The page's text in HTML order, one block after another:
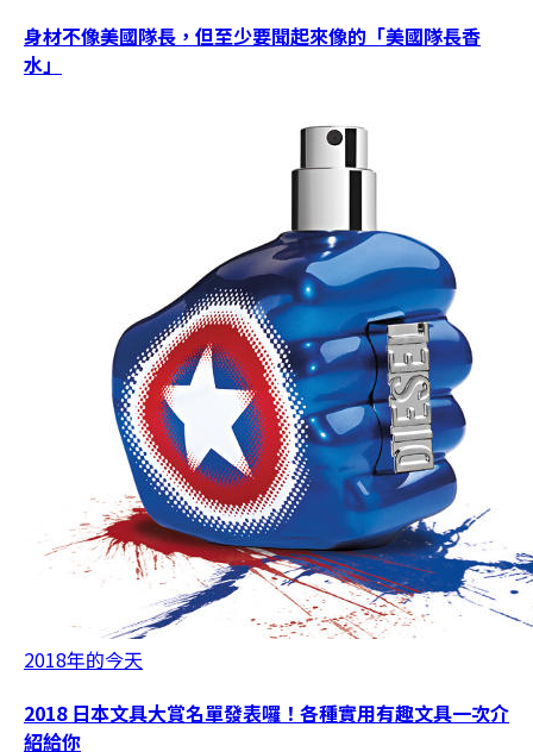
身材不像美國隊長，但至少要聞起來像的「美國隊長香
水」
2018年的今天
2018 日本文具大賞名單發表囉！各種實用有趣文具一次介
紹給你